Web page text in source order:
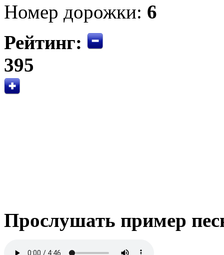
Номер дорожки: 6
Рейтинг:
395
Прослушать пример